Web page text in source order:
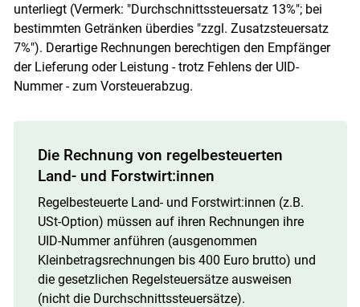
unterliegt (Vermerk: "Durchschnittssteuersatz 13%"; bei
bestimmten Getränken überdies "zzgl. Zusatzsteuersatz
7%"). Derartige Rechnungen berechtigen den Empfänger
der Lieferung oder Leistung - trotz Fehlens der UID-
Nummer - zum Vorsteuerabzug.
Die Rechnung von regelbesteuerten
Land- und Forstwirt:innen
Regelbesteuerte Land- und Forstwirt:innen (z.B.
USt-Option) müssen auf ihren Rechnungen ihre
UID-Nummer anführen (ausgenommen
Kleinbetragsrechnungen bis 400 Euro brutto) und
die gesetzlichen Regelsteuersätze ausweisen
(nicht die Durchschnittssteuersätze).